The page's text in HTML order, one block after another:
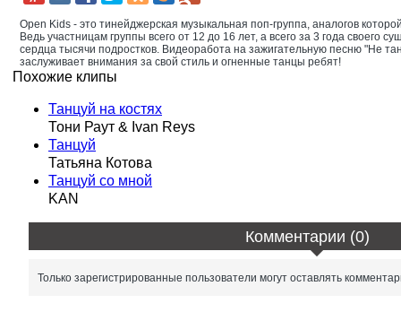
Open Kids - это тинейджерская музыкальная поп-группа, аналогов
Ведь участницам группы всего от 12 до 16 лет, а всего за 3 года своего
сердца тысячи подростков. Видеоработа на зажигательную песню "Не
заслуживает внимания за свой стиль и огненные танцы ребят!
Похожие клипы
Танцуй на костях
Тони Раут & Ivan Reys
Танцуй
Татьяна Котова
Танцуй со мной
KAN
Комментарии (0)
Только зарегистрированные пользователи могут оставлять